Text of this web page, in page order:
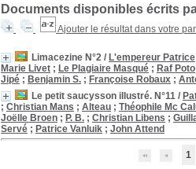
Documents disponibles écrits
Ajouter le résultat dans votre
Limacezine N°2 / L'empereur Patrice
Marie Livet ; Le Plagiaire Masqué ; Raf Poto
Jipé ; Benjamin S. ; Françoise Robaux ;
Le petit saucysson illustré. N°11 /
; Christian Mans ; Alteau ; Théophile Mc
Joëlle Broen ; P. B. ; Christian Libens ;
Servé ; Patrice Vanluik ; John Attend
1